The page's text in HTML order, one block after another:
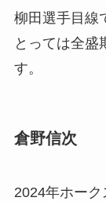
柳田選手目線
とっては全盛
す。
倉野信次
2024年ホー